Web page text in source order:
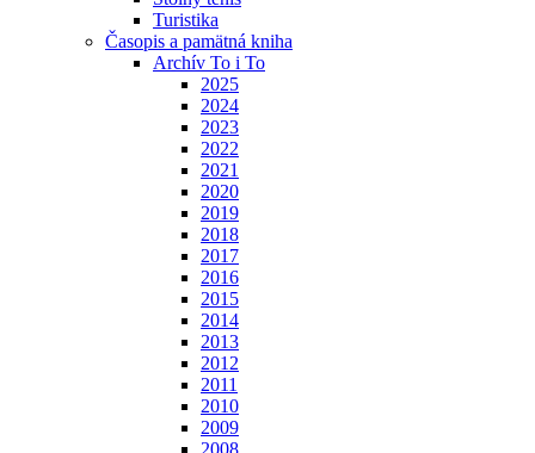
Turistika
Časopis a pamätná kniha
Archív To i To
2025
2024
2023
2022
2021
2020
2019
2018
2017
2016
2015
2014
2013
2012
2011
2010
2009
2008